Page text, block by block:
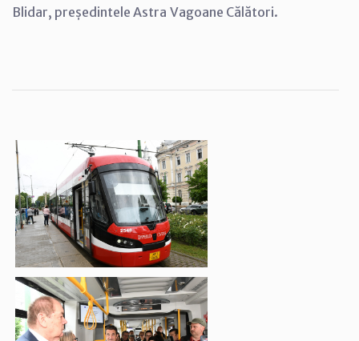
Blidar, președintele Astra Vagoane Călători.